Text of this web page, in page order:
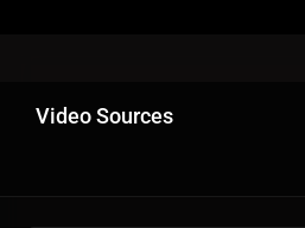
Video Sources